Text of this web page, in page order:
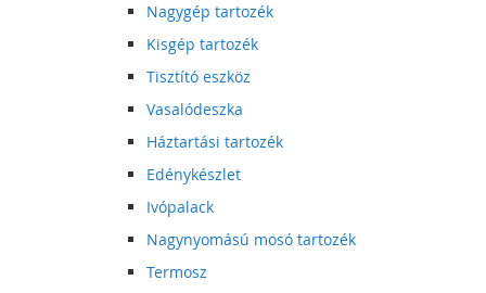
Nagygép tartozék
Kisgép tartozék
Tisztító eszköz
Vasalódeszka
Háztartási tartozék
Edénykészlet
Ivópalack
Nagynyomású mosó tartozék
Termosz